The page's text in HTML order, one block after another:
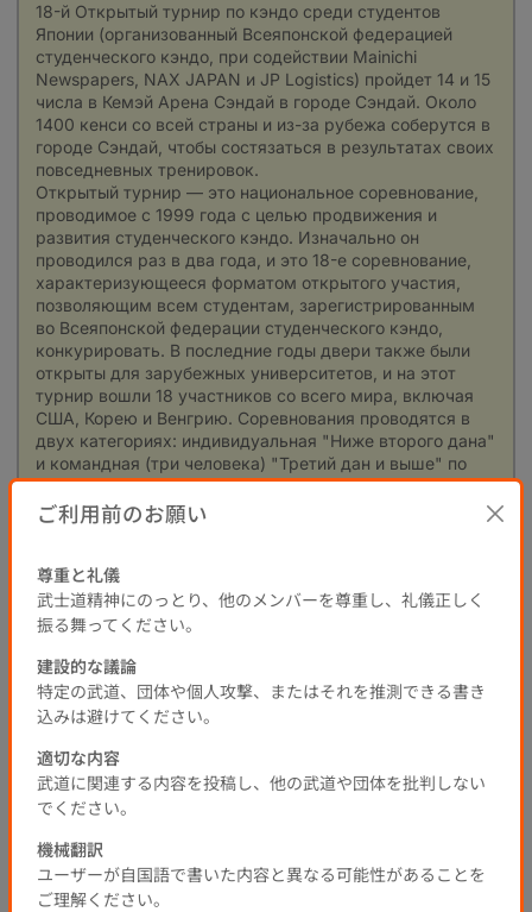
18-й Открытый турнир по кэндо среди студентов
Японии (организованный Всеяпонской федерацией
студенческого кэндо, при содействии Mainichi
Newspapers, NAX JAPAN и JP Logistics) пройдет 14 и 15
числа в Кемэй Арена Сэндай в городе Сэндай. Около
1400 кенси со всей страны и из-за рубежа соберутся в
городе Сэндай, чтобы состязаться в результатах своих
повседневных тренировок.
Открытый турнир — это национальное соревнование,
проводимое с 1999 года с целью продвижения и
развития студенческого кэндо. Изначально он
проводился раз в два года, и это 18-е соревнование,
характеризующееся форматом открытого участия,
позволяющим всем студентам, зарегистрированным
во Всеяпонской федерации студенческого кэндо,
конкурировать. В последние годы двери также были
открыты для зарубежных университетов, и на этот
турнир вошли 18 участников со всего мира, включая
США, Корею и Венгрию. Соревнования проводятся в
двух категориях: индивидуальная "Ниже второго дана"
и командная (три человека) "Третий дан и выше" по
полу. Они состязаются в турнире между лучшими
игроками/командами, которые заняли первое место в
предварительной лиге.
турнире, такую как расстановка матчей и участников,
на специальном сайте турнира. Помимо новостных
статей и фоторепортажей, будут использованы
чтобы полностью передать привлекательность
студенческого кэндо. После турнира все 95 матчей
финального турнира "Третий дан и выше" среди
распространяться бесплатно в архиве.
Пожалуйста, ожидайте серьезных соревнований
студентов-кенси, которые посвящают свою молодость
Открытый турнир по кэндо среди студентов Японии
Кэндо
ご利用前のお願い
尊重と礼儀
武士道精神にのっとり、他のメンバーを尊重し、礼儀正しく
振る舞ってください。
建設的な議論
特定の武道、団体や個人攻撃、またはそれを推測できる書き
込みは避けてください。
適切な内容
武道に関連する内容を投稿し、他の武道や団体を批判しない
でください。
機械翻訳
ユーザーが自国語で書いた内容と異なる可能性があることを
ご理解ください。